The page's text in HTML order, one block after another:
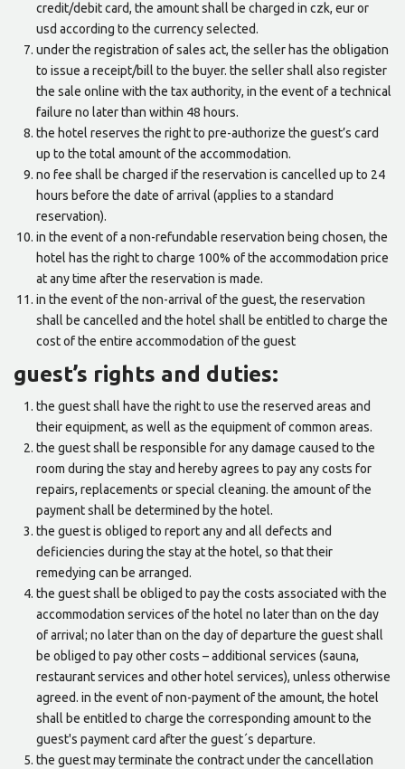
credit/debit card, the amount shall be charged in czk, eur or
usd according to the currency selected.
under the registration of sales act, the seller has the obligation
to issue a receipt/bill to the buyer. the seller shall also register
the sale online with the tax authority, in the event of a technical
failure no later than within 48 hours.
the hotel reserves the right to pre-authorize the guest’s card
up to the total amount of the accommodation.
no fee shall be charged if the reservation is cancelled up to 24
hours before the date of arrival (applies to a standard
reservation).
in the event of a non-refundable reservation being chosen, the
hotel has the right to charge 100% of the accommodation price
at any time after the reservation is made.
in the event of the non-arrival of the guest, the reservation
shall be cancelled and the hotel shall be entitled to charge the
cost of the entire accommodation of the guest
guest’s rights and duties:
the guest shall have the right to use the reserved areas and
their equipment, as well as the equipment of common areas.
the guest shall be responsible for any damage caused to the
room during the stay and hereby agrees to pay any costs for
repairs, replacements or special cleaning. the amount of the
payment shall be determined by the hotel.
the guest is obliged to report any and all defects and
deficiencies during the stay at the hotel, so that their
remedying can be arranged.
the guest shall be obliged to pay the costs associated with the
accommodation services of the hotel no later than on the day
of arrival; no later than on the day of departure the guest shall
be obliged to pay other costs – additional services (sauna,
restaurant services and other hotel services), unless otherwise
agreed. in the event of non-payment of the amount, the hotel
shall be entitled to charge the corresponding amount to the
guest's payment card after the guest´s departure.
the guest may terminate the contract under the cancellation